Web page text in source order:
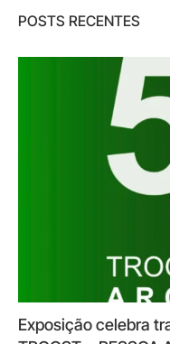
POSTS RECENTES
Exposição celebra